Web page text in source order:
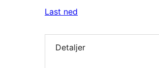
Last ned
Detaljer